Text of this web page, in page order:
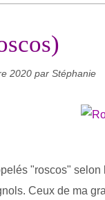
2020 par Stéphanie
"roscos"
Ceux de ma